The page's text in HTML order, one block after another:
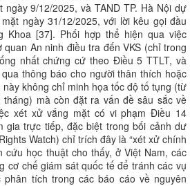
9/12/2025, và TAND TP. Hà Nội dự
ngày 31/12/2025, với lời kêu gọi đầu
Khoa [37]. Phối hợp thể hiện qua việc
An ninh điều tra đến VKS (chỉ trong
nhất chứng cứ theo Điều 5 TTLT, và
thông báo cho người thân thích hoặc
không chỉ minh họa tốc độ tố tụng (từ
mà còn đặt ra vấn đề sâu sắc về
xét xử vắng mặt có vi phạm Điều 14
gia trực tiếp, đặc biệt trong bối cảnh dư
Watch) chỉ trích đây là “xét xử chính
cứu học thuật cho thấy, ở Việt Nam, các
cơ chế giám sát quốc tế để tránh các vụ
tích trong các báo cáo về nguyên